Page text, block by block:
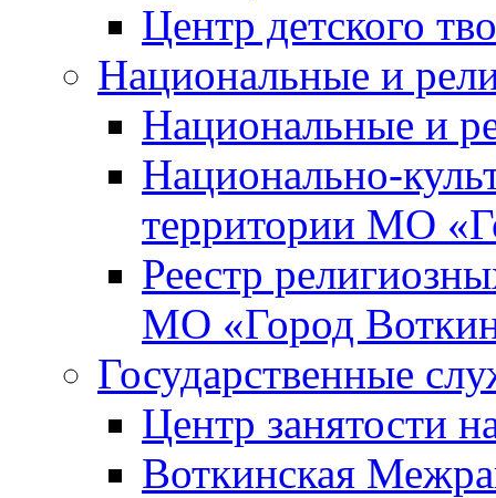
Центр детского
Национальные и
Национальные и
Национально-
территории МО
Реестр
МО «Город
Государственные
Центр занятости
Воткинская